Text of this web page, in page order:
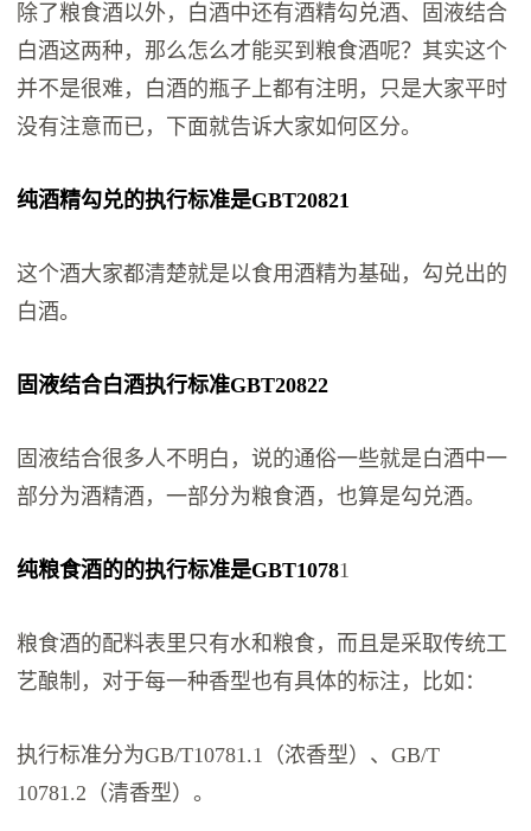
除了粮食酒以外，白酒中还有酒精勾兑酒、固液结合
白酒这两种，那么怎么才能买到粮食酒呢？其实这个
并不是很难，白酒的瓶子上都有注明，只是大家平时
没有注意而已，下面就告诉大家如何区分。
纯酒精勾兑的执行标准是GBT20821
这个酒大家都清楚就是以食用酒精为基础，勾兑出的
白酒。
固液结合白酒执行标准GBT20822
固液结合很多人不明白，说的通俗一些就是白酒中一
部分为酒精酒，一部分为粮食酒，也算是勾兑酒。
纯粮食酒的的执行标准是GBT10781
粮食酒的配料表里只有水和粮食，而且是采取传统工
艺酿制，对于每一种香型也有具体的标注，比如：
执行标准分为GB/T10781.1（浓香型）、GB/T
10781.2（清香型）。